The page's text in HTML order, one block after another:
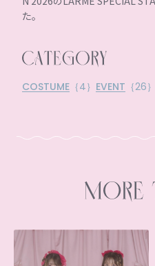
た。
COSTUME ｛4｝ EVENT ｛26｝